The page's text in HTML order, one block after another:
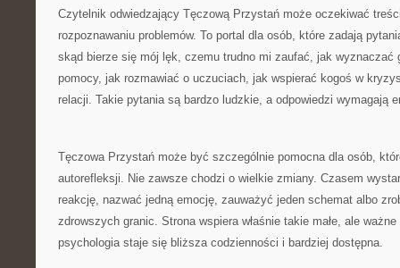
Czytelnik odwiedzający Tęczową Przystań może oczekiwać
rozpoznawaniu problemów. To portal dla osób, które zadają
skąd bierze się mój lęk, czemu trudno mi zaufać, jak wyznaczać
pomocy, jak rozmawiać o uczuciach, jak wspierać kogoś w
relacji. Takie pytania są bardzo ludzkie, a odpowiedzi wymagają
Tęczowa Przystań może być szczególnie pomocna dla osób,
autorefleksji. Nie zawsze chodzi o wielkie zmiany. Czasem
reakcję, nazwać jedną emocję, zauważyć jeden schemat albo
zdrowszych granic. Strona wspiera właśnie takie małe, ale
psychologia staje się bliższa codzienności i bardziej dostępna.